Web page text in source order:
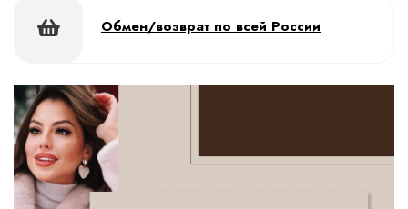
Обмен/возврат по всей России